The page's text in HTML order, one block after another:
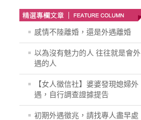
感情不陸離婚，還是外遇離婚
以為沒有魅力的人 往往就是會外
遇的人
【女人徵信社】婆婆發現媳婦外
遇，自行調查證據提告
初期外遇徵兆，請找專人盡早處